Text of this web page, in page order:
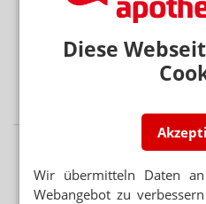
Diese
Wir übermitteln Daten
Webangebot zu
Notdienst-Apotheker rettet
AUSWIRKUNGEN ZEIGEN
RKI: Juni-Hitzewelle mit